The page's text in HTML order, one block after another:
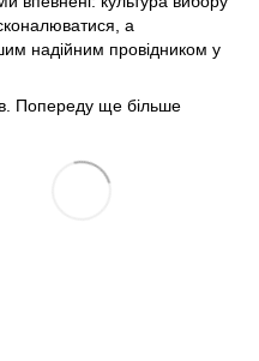
а
надійним провідником у
Попереду ще більше